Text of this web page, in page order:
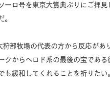
ロ号を東京大賞典ぶりにご拝
。
部牧場の代表の方から反応があ
からヘロド系の最後の宝である
緩和してくれることを祈りたい